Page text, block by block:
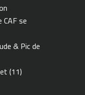
se
& Pic de
(11)